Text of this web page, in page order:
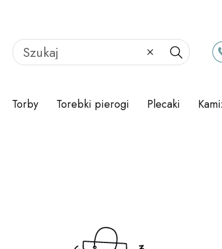
Wyczyść
Szukaj
Torby Torebki pierogi Plecaki